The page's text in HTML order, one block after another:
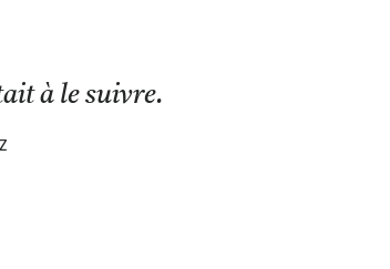
à le suivre.